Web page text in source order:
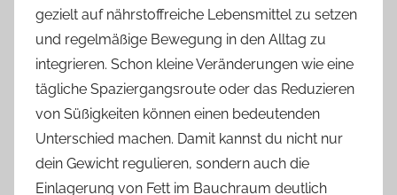
gezielt auf nährstoffreiche Lebensmittel zu setzen
und regelmäßige Bewegung in den Alltag zu
integrieren. Schon kleine Veränderungen wie eine
tägliche Spaziergangsroute oder das Reduzieren
von Süßigkeiten können einen bedeutenden
Unterschied machen. Damit kannst du nicht nur
dein Gewicht regulieren, sondern auch die
Einlagerung von Fett im Bauchraum deutlich